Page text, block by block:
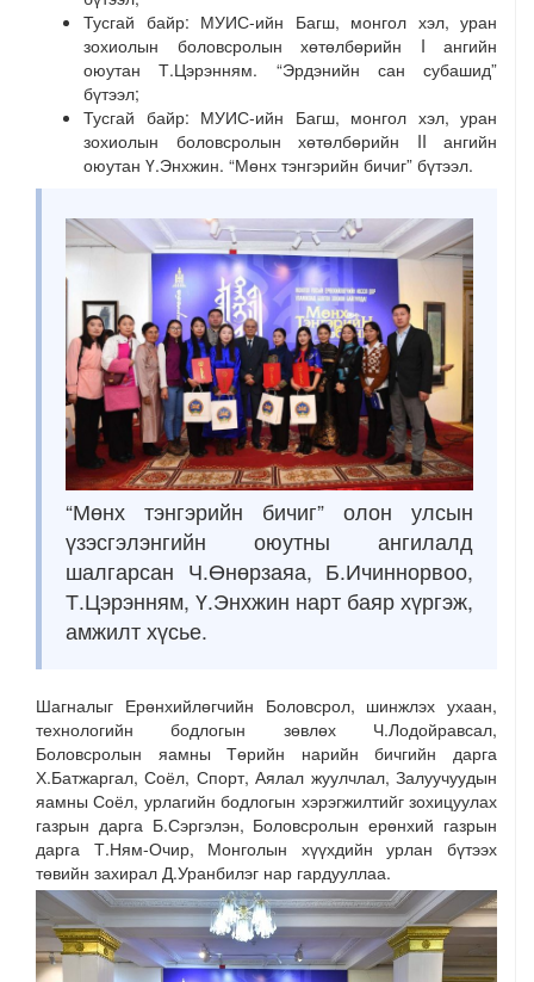
Тусгай байр: МУИС-ийн Багш, монгол хэл, уран
зохиолын боловсролын хөтөлбөрийн I ангийн
оюутан Т.Цэрэнням. “Эрдэнийн сан субашид”
бүтээл;
Тусгай байр: МУИС-ийн Багш, монгол хэл, уран
зохиолын боловсролын хөтөлбөрийн II ангийн
оюутан Ү.Энхжин. “Мөнх тэнгэрийн бичиг” бүтээл.
“Мөнх тэнгэрийн бичиг” олон улсын
үзэсгэлэнгийн оюутны ангилалд
шалгарсан Ч.Өнөрзаяа, Б.Ичиннорвоо,
Т.Цэрэнням, Ү.Энхжин нарт баяр хүргэж,
амжилт хүсье.
Шагналыг Ерөнхийлөгчийн Боловсрол, шинжлэх ухаан,
технологийн бодлогын зөвлөх Ч.Лодойравсал,
Боловсролын яамны Төрийн нарийн бичгийн дарга
Х.Батжаргал, Соёл, Спорт, Аялал жуулчлал, Залуучуудын
яамны Соёл, урлагийн бодлогын хэрэгжилтийг зохицуулах
газрын дарга Б.Сэргэлэн, Боловсролын ерөнхий газрын
дарга Т.Ням-Очир, Монголын хүүхдийн урлан бүтээх
төвийн захирал Д.Уранбилэг нар гардууллаа.